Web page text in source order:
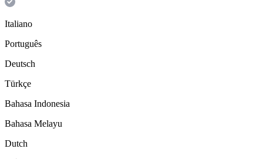
Italiano
Português
Deutsch
Türkçe
Bahasa Indonesia
Bahasa Melayu
Dutch